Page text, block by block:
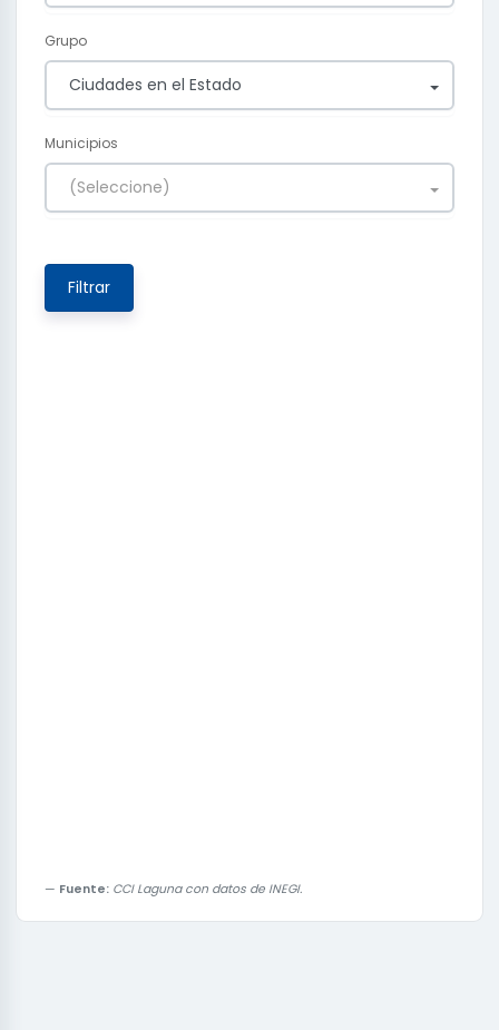
Grupo
Ciudades en el Estado
Municipios
(Seleccione)
Filtrar
Fuente: CCI Laguna con datos de INEGI.